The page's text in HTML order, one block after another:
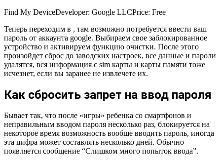
Find My DeviceDeveloper: Google LLCPrice: Free
Теперь переходим в , там возможно потребуется ввести ваш
пароль от аккаунта google. Выбираем свое заблокированное
устройство и активируем функцию очистки. После этого
произойдет сброс до заводских настроек, все данные и пароли
удалятся, вся информация с sim карты и карты памяти тоже
исчезнет, если вы заранее не извлечете их.
Как сбросить запрет на ввод пароля
Бывает так, что после «игры» ребенка со смартфонов и
неправильным вводом пароля несколько раз, блокируется на
некоторое время возможность вообще вводить пароль, иногда
эта цифра может составлять несколько дней. Обычно
появляется сообщение “Слишком много попыток ввода”.